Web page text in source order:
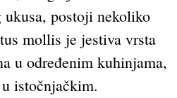
postoji nekoliko
mollis je jestiva vrsta
u određenim kuhinjama,
istočnjačkim.